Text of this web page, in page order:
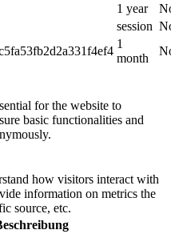
1 year
session
1
month
for the website to
basic functionalities and
how visitors interact with
information on metrics the
source, etc.